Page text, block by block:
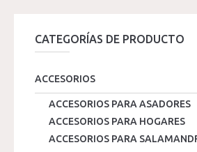
CATEGORÍAS DE PRODUCTO
ACCESORIOS
ACCESORIOS PARA ASADORES
ACCESORIOS PARA HOGARES
ACCESORIOS PARA